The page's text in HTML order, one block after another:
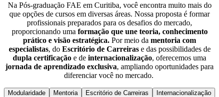
Na Pós-graduação FAE em Curitiba, você encontra muito mais do
que opções de cursos em diversas áreas. Nossa proposta é formar
profissionais preparados para os desafios do mercado,
proporcionando uma formação que une teoria, conhecimento
prático e visão estratégica. Por meio da mentoria com
especialistas, do Escritório de Carreiras e das possibilidades de
dupla certificação e de internacionalização, oferecemos uma
jornada de aprendizado exclusiva, ampliando oportunidades para
diferenciar você no mercado.
Modularidade Mentoria Escritório de Carreiras
Internacionalização